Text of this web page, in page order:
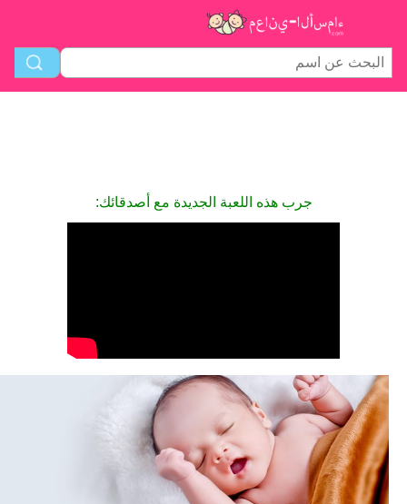
جرب هذه اللعبة الجديدة مع أصدقائك: